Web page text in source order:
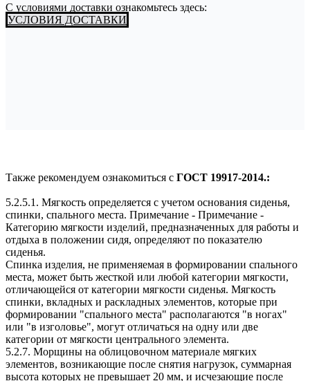
С условиями доставки ознакомьтесь здесь:
УСЛОВИЯ ДОСТАВКИ
Также рекомендуем ознакомиться с ГОСТ 19917-2014.:
5.2.5.1. Мягкость определяется с учетом основания сиденья,
спинки, спального места. Примечание - Примечание -
Категорию мягкости изделий, предназначенных для работы и
отдыха в положении сидя, определяют по показателю
сиденья.
Спинка изделия, не применяемая в формировании спального
места, может быть жесткой или любой категории мягкости,
отличающейся от категории мягкости сиденья. Мягкость
спинки, вкладных и раскладных элементов, которые при
формировании "спального места" располагаются "в ногах"
или "в изголовье", могут отличаться на одну или две
категории от мягкости центрального элемента.
5.2.7. Морщины на облицовочном материале мягких
элементов, возникающие после снятия нагрузок, суммарная
высота которых не превышает 20 мм, и исчезающие после